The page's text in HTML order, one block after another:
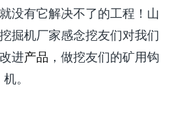
没有它解决不了的工程！山
掘机厂家感念挖友们对我们
进产品 ，做挖友们的矿用钩
机。